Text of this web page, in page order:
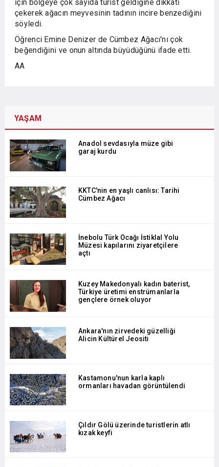
için bölgeye çok sayıda turist geldiğine dikkati
çekerek ağacın meyvesinin tadının incire benzediğini
söyledi.
Öğrenci Emine Denizer de Cümbez Ağacı'nı çok
beğendiğini ve onun altında büyüdüğünü ifade etti.
AA
YAŞAM
Anadol sevdasıyla müze gibi
garaj kurdu
KKTC'nin en yaşlı canlısı: Tarihi
Cümbez Ağacı
İnebolu Türk Ocağı İstiklal Yolu
Müzesi kapılarını ziyaretçilere
açtı
Kuzey Makedonyalı kadın baterist,
Türkiye üretimi enstrümanlarla
gençlere örnek oluyor
Ankara'nın zirvedeki güzelliği
Alicin Kültürel Jeositi
Kastamonu'nun karla kaplı
ormanları havadan görüntülendi
Çıldır Gölü üzerinde turistlerin atlı
kızak keyfi